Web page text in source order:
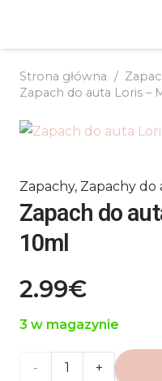
Strona główna /
Zapach do auta Loris –
Zapachy, Zapachy do
Zapach do
10ml
2.99€
3 w magazynie
ilość